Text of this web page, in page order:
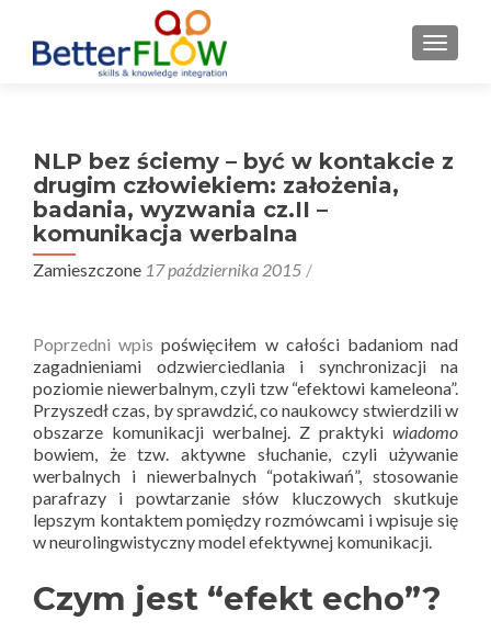
MENU
NLP bez ściemy – być w kontakcie z
drugim człowiekiem: założenia,
badania, wyzwania cz.II –
komunikacja werbalna
Zamieszczone 17 października 2015
Poprzedni wpis poświęciłem w całości badaniom nad
zagadnieniami odzwierciedlania i synchronizacji na
poziomie niewerbalnym, czyli tzw “efektowi kameleona”.
Przyszedł czas, by sprawdzić, co naukowcy stwierdzili w
obszarze komunikacji werbalnej. Z praktyki wiadomo
bowiem, że tzw. aktywne słuchanie, czyli używanie
werbalnych i niewerbalnych “potakiwań”, stosowanie
parafrazy i powtarzanie słów kluczowych skutkuje
lepszym kontaktem pomiędzy rozmówcami i wpisuje się
w neurolingwistyczny model efektywnej komunikacji.
Czym jest “efekt echo”?